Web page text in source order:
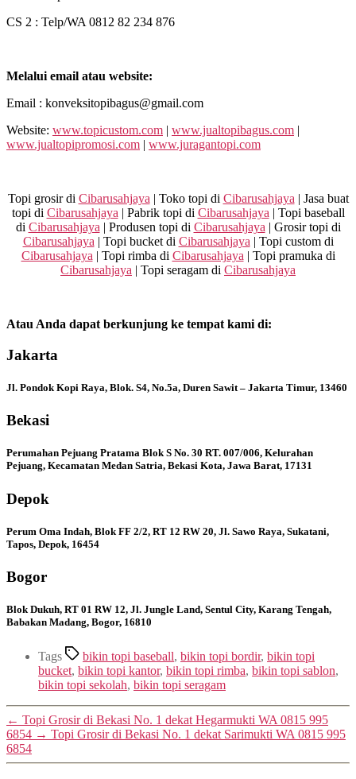
CS 2 : Telp/WA 0812 82 234 876
Melalui email atau website:
Email : konveksitopibagus@gmail.com
Website: www.topicustom.com | www.jualtopibagus.com |
www.jualtopipromosi.com | www.juragantopi.com
Topi grosir di Cibarusahjaya | Toko topi di Cibarusahjaya | Jasa buat
topi di Cibarusahjaya | Pabrik topi di Cibarusahjaya | Topi baseball
di Cibarusahjaya | Produsen topi di Cibarusahjaya | Grosir topi di
Cibarusahjaya | Topi bucket di Cibarusahjaya | Topi custom di
Cibarusahjaya | Topi rimba di Cibarusahjaya | Topi pramuka di
Cibarusahjaya | Topi seragam di Cibarusahjaya
Atau Anda dapat berkunjung ke tempat kami di:
Jakarta
Jl. Pondok Kopi Raya, Blok. S4, No.5a, Duren Sawit – Jakarta Timur, 13460
Bekasi
Perumahan Pejuang Pratama Blok S No. 30 RT. 007/006, Kelurahan
Pejuang, Kecamatan Medan Satria, Bekasi Kota, Jawa Barat, 17131
Depok
Perum Oma Indah, Blok FF 2/2, RT 12 RW 20, Jl. Sawo Raya, Sukatani,
Tapos, Depok, 16454
Bogor
Blok Dukuh, RT 01 RW 12, Jl. Jungle Land, Sentul City, Karang Tengah,
Babakan Madang, Bogor, 16810
Tags bikin topi baseball, bikin topi bordir, bikin topi
bucket, bikin topi kantor, bikin topi rimba, bikin topi sablon,
bikin topi sekolah, bikin topi seragam
← Topi Grosir di Bekasi No. 1 dekat Hegarmukti WA 0815 995
6854 → Topi Grosir di Bekasi No. 1 dekat Sarimukti WA 0815 995
6854